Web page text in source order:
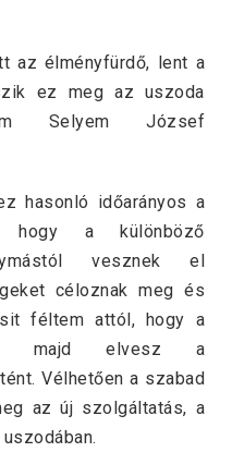
élményfürdő, lent a
ez meg az uszoda
Selyem József
időarányos a
hogy a különböző
vesznek el
céloznak meg és
féltem attól, hogy a
majd elvesz a
Vélhetően a szabad
az új szolgáltatás, a